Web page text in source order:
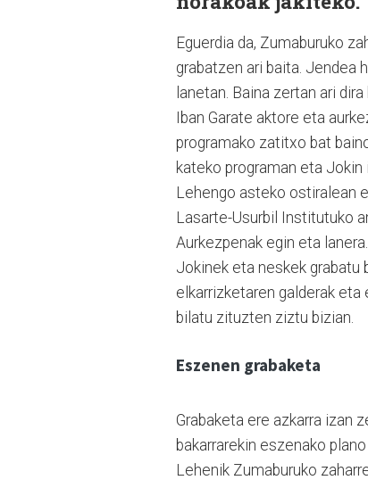
Eguerdia da, Zumaburuko
grabatzen ari baita. Jendea
lanetan. Baina zertan ari
Iban Garate aktore eta
programako zatitxo bat
kateko programan eta
Lehengo asteko ostiralean
Lasarte-Usurbil Institutuko
Aurkezpenak egin eta lanera.
Jokinek eta neskek grabatu
elkarrizketaren galderak eta
bilatu zituzten ziztu bizian.
Eszenen grabaketa
Grabaketa ere azkarra izan
bakarrarekin eszenako
Lehenik Zumaburuko